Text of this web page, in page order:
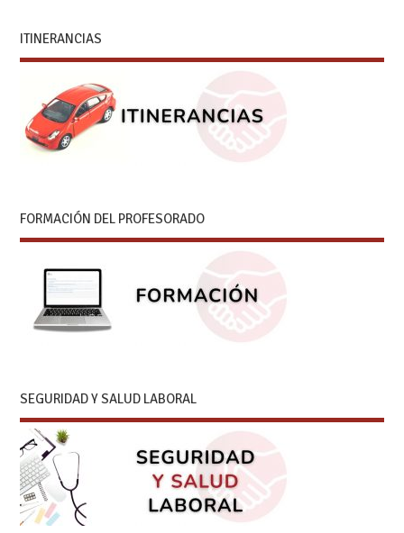
ITINERANCIAS
FORMACIÓN DEL PROFESORADO
SEGURIDAD Y SALUD LABORAL